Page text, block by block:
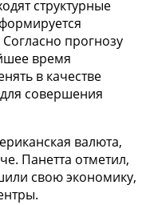
структурные
прогнозу
время
в качестве
совершения
валюта,
Панетта отметил,
свою экономику,